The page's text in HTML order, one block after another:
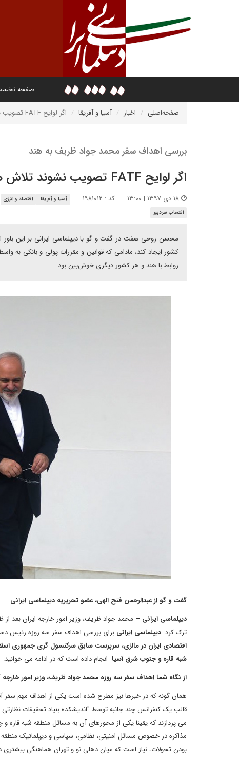
صفحه
صفحه‌اصلی اخبار آسیا و آفریقا اگر لوایح FATF تصویب نشوند تلاش ها برای حفظ مناسبات تجاری با هند بی فایده است
بررسی اهداف سفر محمد جواد ظریف به هند
اگر لوایح FATF تصویب نشوند تلاش ها برای حفظ مناسبات تجاری با هند بی فایده است
کد : ۱۹۸۱۰۱۲ آسیا و آفریقا
اقتصاد و انرژی
انتخاب سردبیر
محسن روحی صفت در گفت و گو با دیپلماسی ایرانی بر این باور
روابط با هند و هر کشور دیگری خوش‌بین بود.
گفت و گو از عبدالرحمن فتح الهی، عضو تحریریه دیپلماسی ایرانی
دیپلماسی ایرانی – محمد جواد ظریف، وزیر امور خارجه ایران بعد
ترک کرد. دیپلماسی ایرانی برای بررسی اهداف سفر سه روزه رئیس
اقتصادی ایران در مالزی، سرپرست سابق سرکنسول گری جمهوری
شبه قاره و جنوب شرق آسیا انجام داده است که در ادامه می خوانید:
از نگاه شما اهداف سفر سه روزه محمد جواد ظریف، وزیر امور
همان گونه که در خبرها نیز مطرح شده است یکی از اهداف مهم سفر
قالب یک کنفرانس چند جانبه توسط "اندیشکده بنیاد تحقیقات
می پردازند که یقینا یکی از محورهای آن به مسائل منطقه شبه قاره
مذاکره در خصوص مسائل امنیتی، نظامی، سیاسی و دیپلماتیک منطقه
بودن تحولات، نیاز است که میان دهلی نو و تهران هماهنگی بیشتری